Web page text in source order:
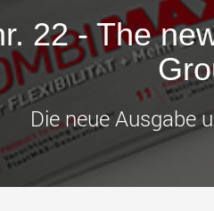
22 - The
Die neue Ausgabe